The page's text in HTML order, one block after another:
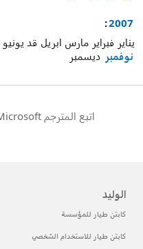
2007
:
يناير فبراير مارس ابريل قد يونيو
نوفمبر ديسمبر
اتبع المترجم Microsoft
الوليد
كابتن طيار للمؤسسة
كابتن طيار للاستخدام الشخصي